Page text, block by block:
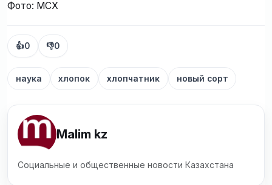
Фото: МСХ
👍0 👎0
наука хлопок хлопчатник новый сорт
Malim kz
Социальные и общественные новости Казахстана